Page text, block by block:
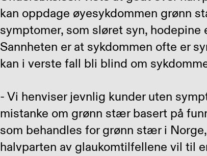
kan oppdage øyesykdommen grønn
symptomer, som sløret syn, hodepine
Sannheten er at sykdommen ofte er
kan i verste fall bli blind om
- Vi henviser jevnlig kunder uten
mistanke om grønn stær basert på
som behandles for grønn stær i
halvparten av glaukomtilfellene vil til